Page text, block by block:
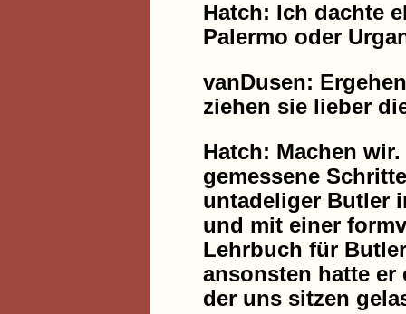
Hatch: Ich dachte
Palermo oder
vanDusen:
ziehen sie lieber
Hatch: Machen
gemessene
untadeliger Butler
und mit einer
Lehrbuch für
ansonsten hatte er
der uns sitzen